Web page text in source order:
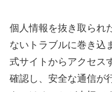
個人情報を抜き取られ
ないトラブルに巻き込
式サイトからアクセス
確認し、安全な通信が